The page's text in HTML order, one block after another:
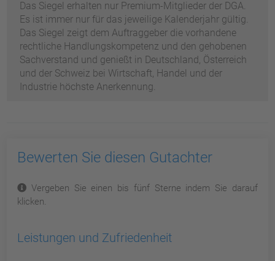
Das Siegel erhalten nur Premium-Mitglieder der DGA.
Es ist immer nur für das jeweilige Kalenderjahr gültig.
Das Siegel zeigt dem Auftraggeber die vorhandene
rechtliche Handlungskompetenz und den gehobenen
Sachverstand und genießt in Deutschland, Österreich
und der Schweiz bei Wirtschaft, Handel und der
Industrie höchste Anerkennung.
Bewerten Sie diesen Gutachter
Vergeben Sie einen bis fünf Sterne indem Sie darauf
klicken.
Leistungen und Zufriedenheit